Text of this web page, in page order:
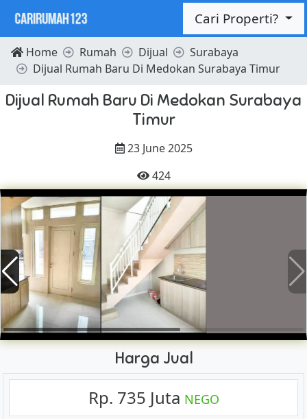
Cari Properti?
Home Rumah Dijual
Surabaya
Dijual Rumah Baru Di Medokan Surabaya Timur
Dijual Rumah Baru Di Medokan Surabaya
Timur
23 June 2025
424
Harga Jual
Rp. 735 Juta NEGO